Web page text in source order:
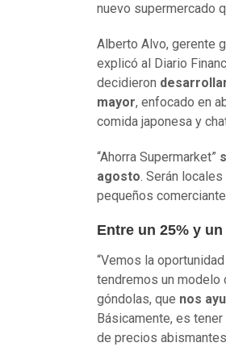
nuevo supermercado
Alberto Alvo, gerente
explicó al Diario
decidieron
mayor, enfocado en
comida japonesa y
“Ahorra Supermarket”
agosto. Serán
pequeños
Entre un 25% y
“Vemos la
tendremos un modelo
góndolas, que nos
Básicamente, es
de precios